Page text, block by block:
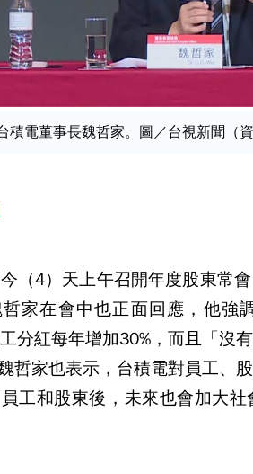
積電董事長魏哲家。圖／台視新聞（資
（4）天上午召開年度股東常
家在會中也正面回應，他強
分紅每年增加30%，而且「沒
哲家也表示，台積電對員工、
工和股東後，未來也會加大